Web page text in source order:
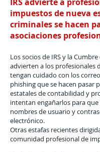
impuestos de nueva
criminales se hacen
asociaciones
Los socios de IRS y la
advierten a los profesionales
tengan cuidado con los
phishing que se hacen pasar
estatales de contabilidad y
intentan engañarlos para que
nombres de usuario y
electrónico.
Otras estafas recientes
comunidad profesional de